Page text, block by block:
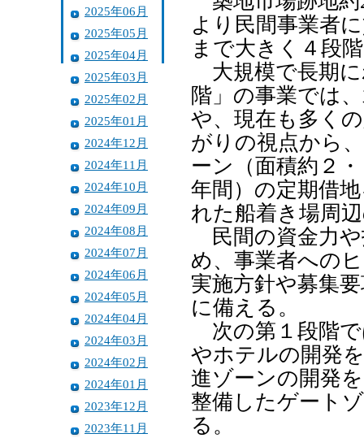
2025年06月
2025年05月
2025年04月
2025年03月
2025年02月
2025年01月
2024年12月
2024年11月
2024年10月
2024年09月
2024年08月
2024年07月
2024年06月
2024年05月
2024年04月
2024年03月
2024年02月
2024年01月
2023年12月
2023年11月
より民間事業者
まで大きく４段
大規模で長期に
階」の事業では
や、現在も多く
がりの視点から
ーン（面積約２
年間）の定期借
れた船着き場周
民間の資金力や
め、事業者への
実施方針や募集
に備える。
次の第１段階で
やホテルの開発
進ゾーンの開発
整備したゲート
る。